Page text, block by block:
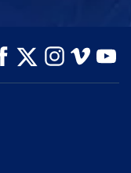
СМОТРЕТЬ
ПЕРЕДАЧИ